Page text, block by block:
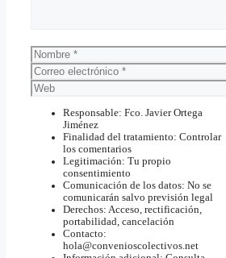
Nombre
Correo
electrónico
Web
Responsable: Fco. Javier Ortega
Jiménez
Finalidad del tratamiento: Controlar
los comentarios
Legitimación: Tu propio
consentimiento
Comunicación de los datos: No se
comunicarán salvo previsión legal
Derechos: Acceso, rectificación,
portabilidad, cancelación
Contacto:
hola@convenioscolectivos.net